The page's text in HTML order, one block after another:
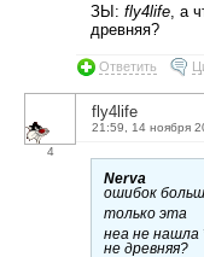
ЗЫ: fly4life, а
древняя?
Ответить
4
fly4life
21:59, 14 ноября
Nerva
ошибок
только эта
неа не нашла
не древняя?